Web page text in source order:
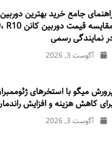
جامع خرید بهترین
نمایندگی رسمی
آگوست 3, 2026
میگو با استخرهای
کاهش هزینه و افزایش
آگوست 3, 2026